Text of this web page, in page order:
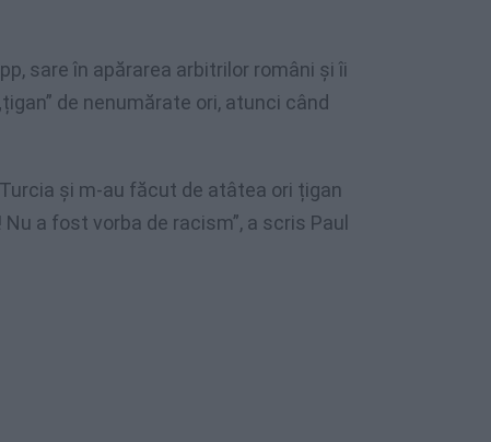
sare în apărarea arbitrilor români și îi
de nenumărate ori, atunci când
și m-au făcut de atâtea ori țigan
a fost vorba de racism”, a scris Paul